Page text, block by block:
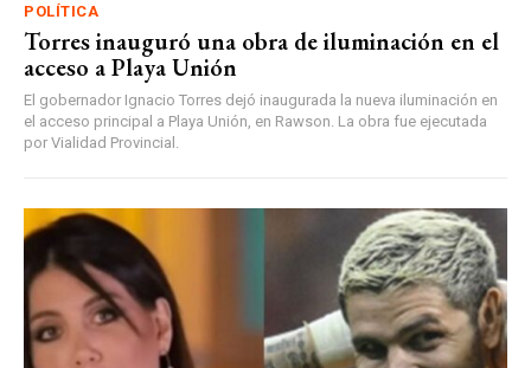
POLÍTICA
Torres inauguró una obra de iluminación en el
acceso a Playa Unión
El gobernador Ignacio Torres dejó inaugurada la nueva iluminación en
el acceso principal a Playa Unión, en Rawson. La obra fue ejecutada
por Vialidad Provincial.